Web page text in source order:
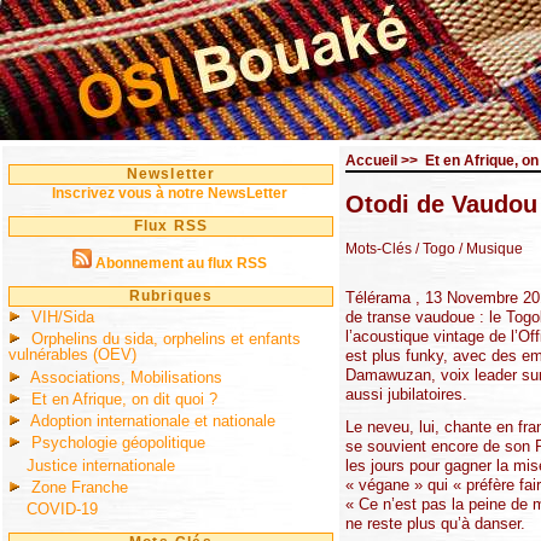
Newsletter
Inscrivez vous à notre NewsLetter
Flux RSS
Abonnement au flux RSS
Rubriques
VIH/Sida
Orphelins du sida, orphelins et enfants
vulnérables (OEV)
Associations, Mobilisations
Et en Afrique, on dit quoi ?
Adoption internationale et nationale
Psychologie géopolitique
Justice internationale
Zone Franche
COVID-19
Accueil >> Et en Afrique,
Otodi de
Mots-Clés / Togo / Musique
Télérama , 13 Novembre
de transe vaudoue : le
l’acoustique vintage de
est plus funky, avec des
Damawuzan, voix leader
aussi jubilatoires.
Le neveu, lui, chante en
se souvient encore de son
les jours pour gagner la
« végane » qui « préfère
« Ce n’est pas la peine de
ne reste plus qu’à danser.